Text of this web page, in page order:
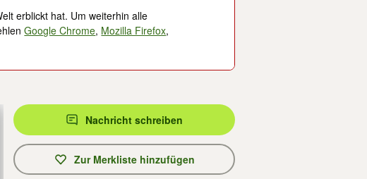
erblickt hat. Um weiterhin alle
Google Chrome, Mozilla Firefox,
Nachricht schreiben
Zur Merkliste hinzufügen